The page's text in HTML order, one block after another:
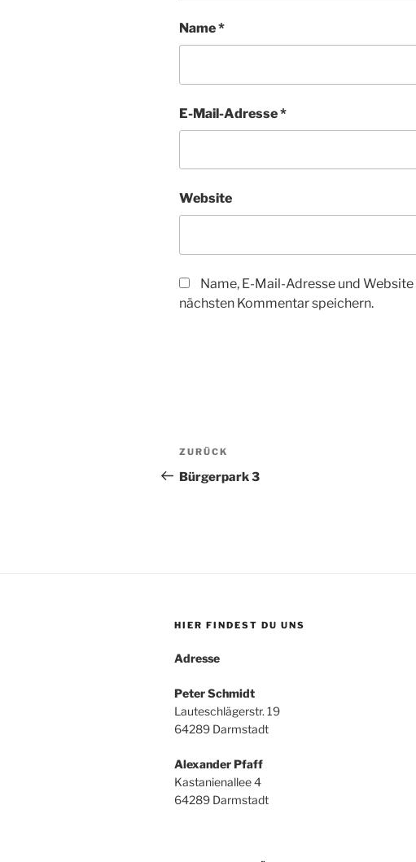
Name*
E-Mail-Adresse*
Website
Name, E-Mail-Adresse und
nächsten Kommentar speichern.
Beitragsnavigation
Vorheriger
Beitrag
ZURÜCK
Bürgerpark 3
HIER FINDEST DU UNS
Adresse
Peter Schmidt
Lauteschlägerstr. 19
64289 Darmstadt
Alexander Pfaff
Kastanienallee 4
64289 Darmstadt